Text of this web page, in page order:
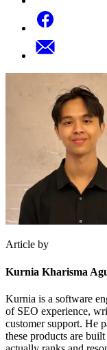
Article by
Kurnia Kharisma
Kurnia is a software
of SEO experience,
customer support. He
these products are